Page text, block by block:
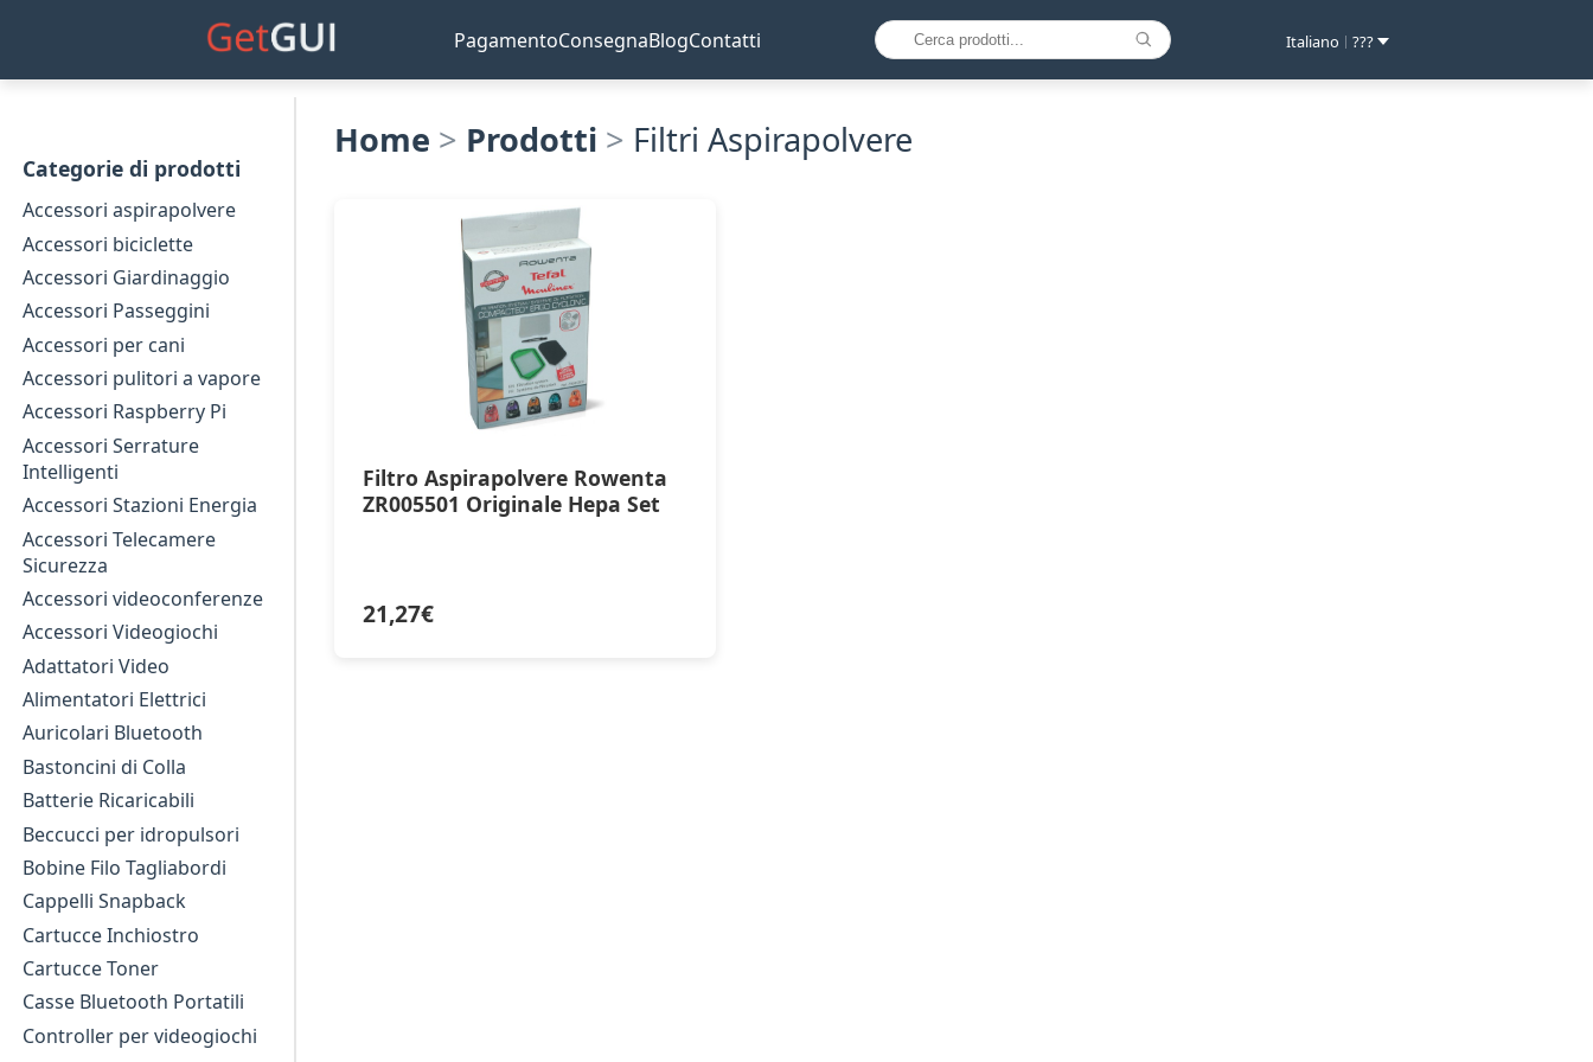
PagamentoConsegnaBlogContatti Italiano | ???
Categorie di prodotti
Accessori aspirapolvere
Accessori biciclette
Accessori Giardinaggio
Accessori Passeggini
Accessori per cani
Accessori pulitori a vapore
Accessori Raspberry Pi
Accessori Serrature
Intelligenti
Accessori Stazioni Energia
Accessori Telecamere
Sicurezza
Accessori videoconferenze
Accessori Videogiochi
Adattatori Video
Alimentatori Elettrici
Auricolari Bluetooth
Bastoncini di Colla
Batterie Ricaricabili
Beccucci per idropulsori
Bobine Filo Tagliabordi
Cappelli Snapback
Cartucce Inchiostro
Cartucce Toner
Casse Bluetooth Portatili
Controller per videogiochi
Home > Prodotti > Filtri Aspirapolvere
Filtro Aspirapolvere Rowenta
ZR005501 Originale Hepa Set
21,27€